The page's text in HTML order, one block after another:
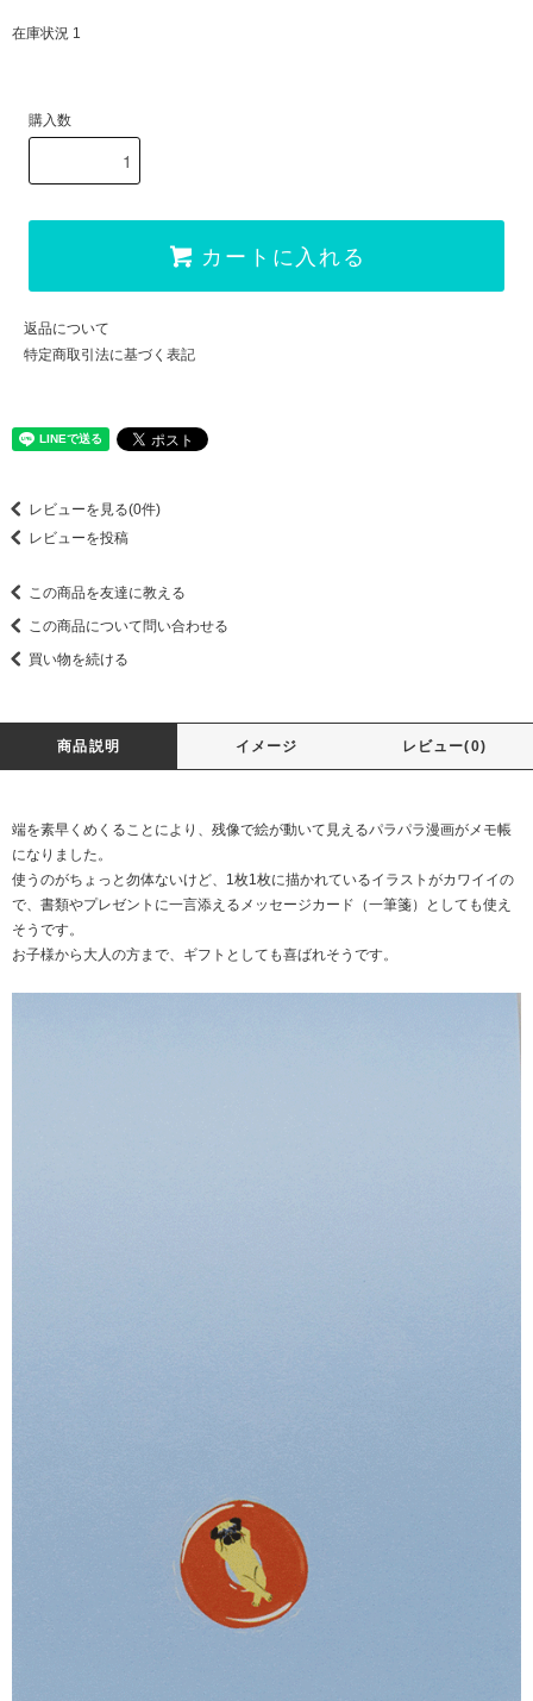
在庫状況 1
購入数
カートに入れる
返品について
特定商取引法に基づく表記
レビューを見る(0件)
レビューを投稿
この商品を友達に教える
この商品について問い合わせる
買い物を続ける
商品説明 イメージ レビュー(0)
端を素早くめくることにより、残像で絵が動いて見えるパラパラ漫画がメモ帳
になりました。
使うのがちょっと勿体ないけど、1枚1枚に描かれているイラストがカワイイの
で、書類やプレゼントに一言添えるメッセージカード（一筆箋）としても使え
そうです。
お子様から大人の方まで、ギフトとしても喜ばれそうです。